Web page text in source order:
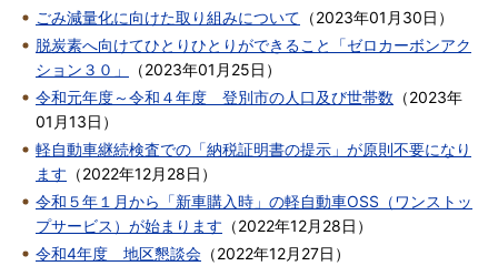
ごみ減量化に向けた取り組みについて （2023年01月30日 ）
脱炭素へ向けてひとりひとりができること「ゼロカーボンアク
ション３０」
（2023年01月25日 ）
令和元年度～令和４年度 登別市の人口及び世帯数 （2023年
01月13日 ）
軽自動車継続検査での「納税証明書の提示」が原則不要になり
ます （2022年12月28日 ）
令和５年１月から「新車購入時」の軽自動車OSS（ワンストッ
プサービス）が始まります （2022年12月28日 ）
令和4年度 地区懇談会 （2022年12月27日 ）